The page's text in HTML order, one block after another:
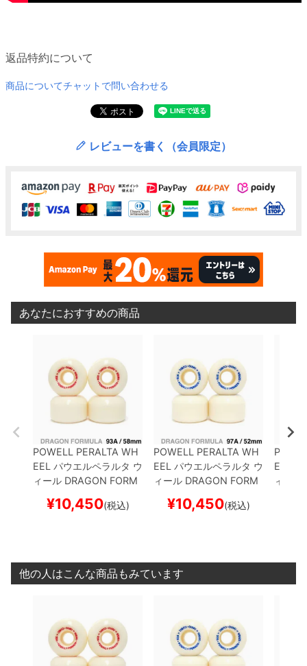
返品特約について
商品についてチャットで問い合わせる
レビューを書く（会員限定）
あなたにおすすめの商品
POWELL PERALTA WH
EEL パウエルペラルタ ウ
ィール DRAGON FORM
CUBIC58mm x 37.5m
¥10,450(税込)
POWELL PERALTA WH
EEL パウエルペラルタ ウ
ィール DRAGON FORM
NDERSON NANO CUBI
¥10,450(税込)
EEL
ィール
他の人はこんな商品もみています